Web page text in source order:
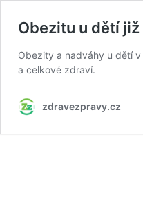
Obezitu u dětí
Obezity a nadváhy u dětí
a celkové zdraví.
zdravezpravy.cz